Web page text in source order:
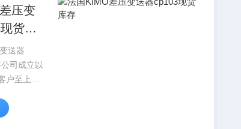
压变
货库
送器
司成立以
户至上、
，更专业